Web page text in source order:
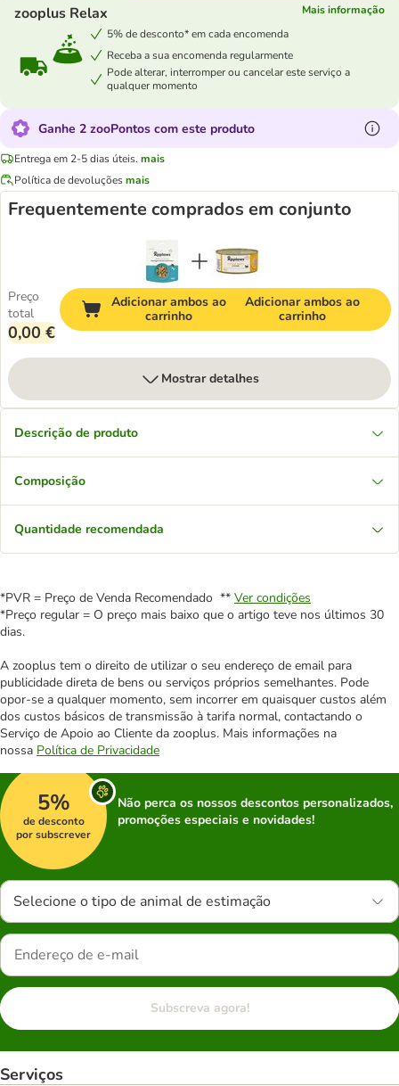
zooplus Relax
Mais informação
5% de desconto* em cada encomenda
Receba a sua encomenda regularmente
Pode alterar, interromper ou cancelar este serviço a
qualquer momento
Ganhe 2 zooPontos com este produto
Entrega em 2-5 dias úteis. mais
Política de devoluçõesmais
Frequentemente comprados em conjunto
Preço
total
0,00 €
Adicionar ambos ao
carrinho
Adicionar ambos ao
carrinho
Mostrar detalhes
Descrição de produto
Composição
Quantidade recomendada
*PVR = Preço de Venda Recomendado ** Ver condições
*Preço regular = O preço mais baixo que o artigo teve nos últimos 30
dias.
A zooplus tem o direito de utilizar o seu endereço de email para
publicidade direta de bens ou serviços próprios semelhantes. Pode
opor-se a qualquer momento, sem incorrer em quaisquer custos além
dos custos básicos de transmissão à tarifa normal, contactando o
Serviço de Apoio ao Cliente da zooplus. Mais informações na
nossa Política de Privacidade
5%
de desconto
por subscrever
Não perca os nossos descontos personalizados,
promoções especiais e novidades!
Selecione o tipo de animal de estimação
Subscreva agora!
Serviços